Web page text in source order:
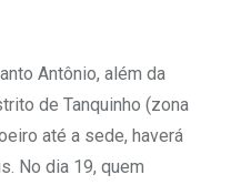
Antônio, além da
de Tanquinho (zona
até a sede, haverá
No dia 19, quem